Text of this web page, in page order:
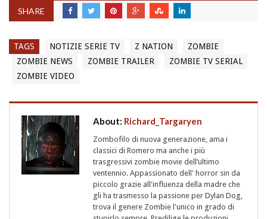
SHARE
TAGS NOTIZIE SERIE TV Z NATION
ZOMBIE
ZOMBIE NEWS
ZOMBIE TRAILER
ZOMBIE TV SERIAL
ZOMBIE VIDEO
About: Richard_Targaryen
Zombofilo di nuova generazione, ama i
classici di Romero ma anche i più
trasgressivi zombie movie dell’ultimo
ventennio. Appassionato dell' horror sin da
piccolo grazie all'influenza della madre che
gli ha trasmesso la passione per Dylan Dog,
trova il genere Zombie l'unico in grado di